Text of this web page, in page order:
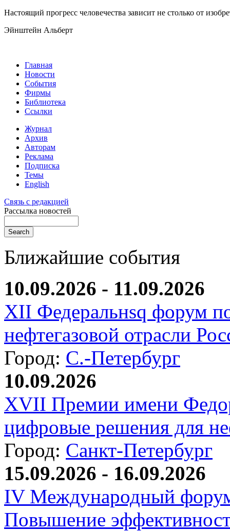
Настоящий прогресс человечества зависит не столько от
Эйнштейн Альберт
Главная
Новости
События
Фирмы
Библиотека
Ссылки
Журнал
Архив
Авторам
Реклама
Подписка
Темы
English
Связь с редакцией
Рассылка новостей
Ближайшие события
10.09.2026 - 11.09.2026
XII Федеральнsq форум
нефтегазовой отрасли
Город: С.-Петербург
10.09.2026
XVII Премии имени
цифровые решения для
Город: Санкт-Петербург
15.09.2026 - 16.09.2026
IV Международный
Повышение